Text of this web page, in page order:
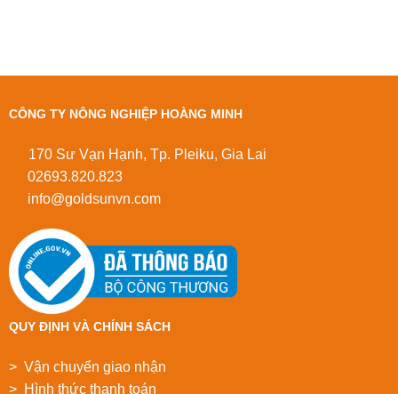
CÔNG TY NÔNG NGHIỆP HOÀNG MINH
170 Sư Vạn Hạnh, Tp. Pleiku, Gia Lai
02693.820.823
info@goldsunvn.com
QUY ĐỊNH VÀ CHÍNH SÁCH
> Vận chuyển giao nhận
> Hình thức thanh toán